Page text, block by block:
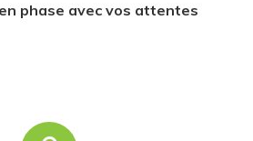
phase avec vos attentes